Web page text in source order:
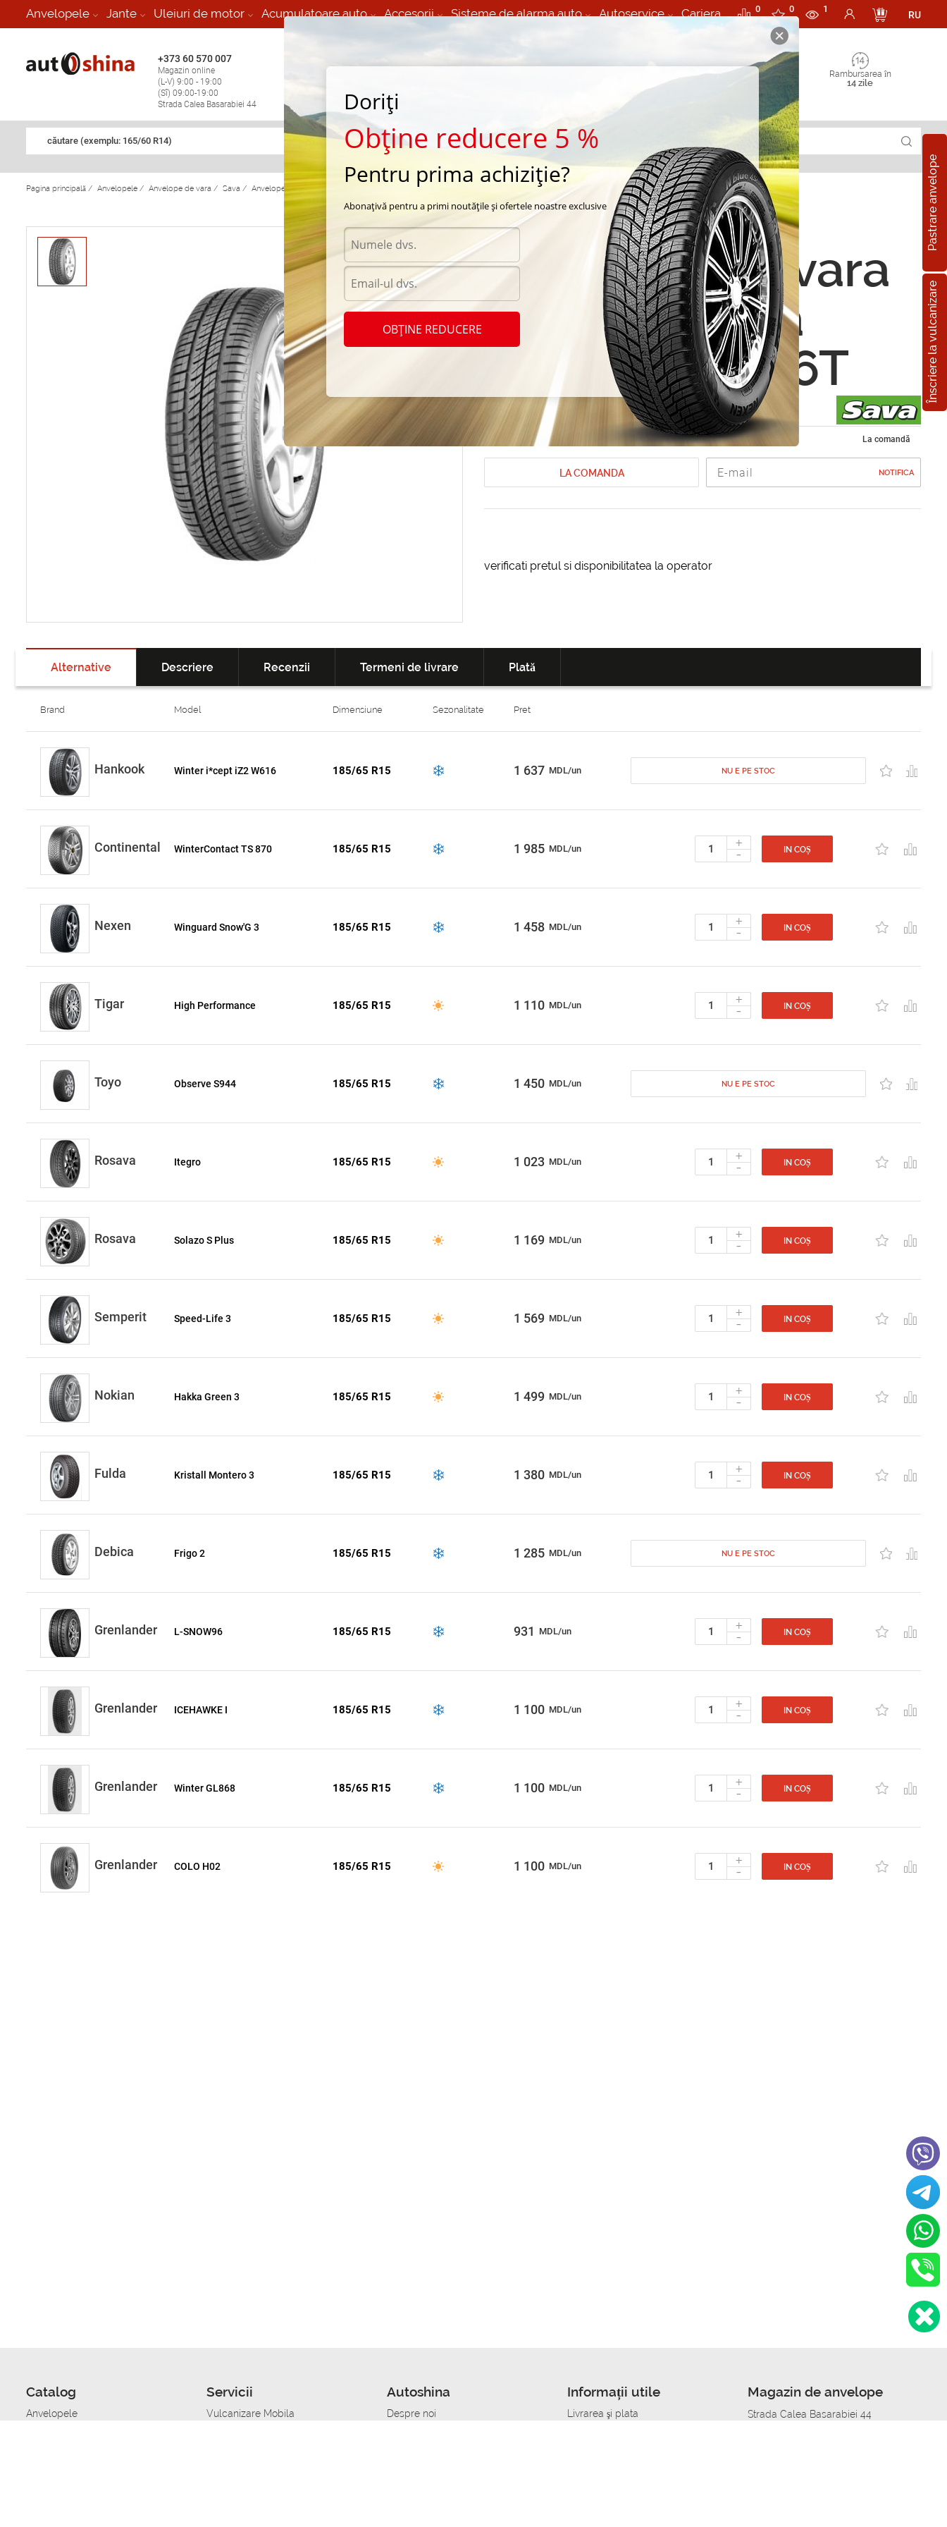
Anvelopele Jante Uleiuri de motor Acumulatoare auto Accesorii Sisteme de alarma auto Autoservice Cariera 0 0 1
RU
+373 60 570 007
Magazin online
(L-V) 9:00 - 19:00
(Sî) 09:00-19:00
Strada Calea Basarabiei 44
Vulcanizare Mobila 24/7 non
Rambursarea în
14 zile
căutare (exemplu: 165/60 R14)
Pastrare anvelope
Înscriere la vulcanizare
Pagina principală / Anvelopele / Anvelope de vara / Sava / Anvelope de vara Sava Sava Perfecta 185/65 R15 86T
Anvelope de vara
Sava Perfecta
185/65 R15 86T
Anvelope de vara Sava Anvelope de vara 185/65 R15
Cod produs: AT-32709 La comandă
LA COMANDA NOTIFICA
verificati pretul si disponibilitatea la operator
Alternative Descriere Recenzii Termeni de livrare Plată
Brand Model Dimensiune Sezonalitate Pret
Hankook Winter i*cept iZ2 W616 185/65 R15 1 637 MDL/un NU E PE STOC
Continental WinterContact TS 870 185/65 R15 1 985 MDL/un +
- IN COȘ
Nexen Winguard Snow'G 3 185/65 R15 1 458 MDL/un +
- IN COȘ
Tigar High Performance 185/65 R15 1 110 MDL/un +
- IN COȘ
Toyo Observe S944 185/65 R15 1 450 MDL/un NU E PE STOC
Rosava Itegro 185/65 R15 1 023 MDL/un +
- IN COȘ
Rosava Solazo S Plus 185/65 R15 1 169 MDL/un +
- IN COȘ
Semperit Speed-Life 3 185/65 R15 1 569 MDL/un +
- IN COȘ
Nokian Hakka Green 3 185/65 R15 1 499 MDL/un +
- IN COȘ
Fulda Kristall Montero 3 185/65 R15 1 380 MDL/un +
- IN COȘ
Debica Frigo 2 185/65 R15 1 285 MDL/un NU E PE STOC
Grenlander L-SNOW96 185/65 R15 931 MDL/un +
- IN COȘ
Grenlander ICEHAWKE I 185/65 R15 1 100 MDL/un +
- IN COȘ
Grenlander Winter GL868 185/65 R15 1 100 MDL/un +
- IN COȘ
Grenlander COLO H02 185/65 R15 1 100 MDL/un +
- IN COȘ
Catalog
Anvelopele
Servicii
Vulcanizare Mobila
Autoshina
Despre noi
Informații utile
Livrarea şi plata
Magazin de anvelope
Strada Calea Basarabiei 44
Doriți
Obține reducere 5 %
Pentru prima achiziție?
Abonațivă pentru a primi noutățile și ofertele noastre exclusive
OBȚINE REDUCERE